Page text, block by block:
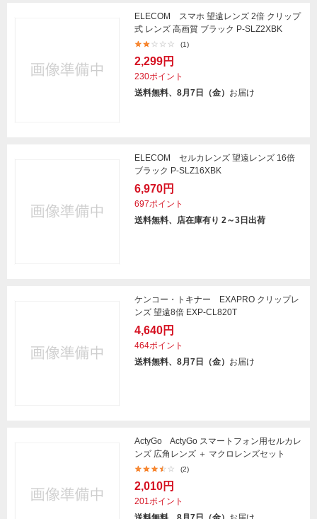
ELECOM スマホ 望遠レンズ 2倍 クリップ
式 レンズ 高画質 ブラック P-SLZ2XBK
(1)
2,299円
230ポイント
送料無料、8月7日（金） お届け
ELECOM セルカレンズ 望遠レンズ 16倍
ブラック P-SLZ16XBK
6,970円
697ポイント
送料無料、店在庫有り 2～3日出荷
ケンコー・トキナー EXAPRO クリップレ
ンズ 望遠8倍 EXP-CL820T
4,640円
464ポイント
送料無料、8月7日（金） お届け
ActyGo ActyGo スマートフォン用セルカレ
ンズ 広角レンズ ＋ マクロレンズセット
(2)
2,010円
201ポイント